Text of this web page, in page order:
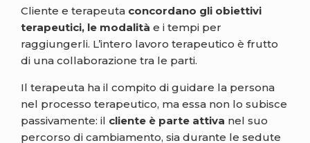
Cliente e terapeuta concordano gli obiettivi
terapeutici, le modalità e i tempi per
raggiungerli. L’intero lavoro terapeutico è frutto
di una collaborazione tra le parti.
Il terapeuta ha il compito di guidare la persona
nel processo terapeutico, ma essa non lo subisce
passivamente: il cliente è parte attiva nel suo
percorso di cambiamento, sia durante le sedute